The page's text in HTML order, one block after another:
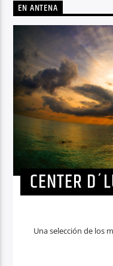
EN ANTENA
CENTER
Una selección de los